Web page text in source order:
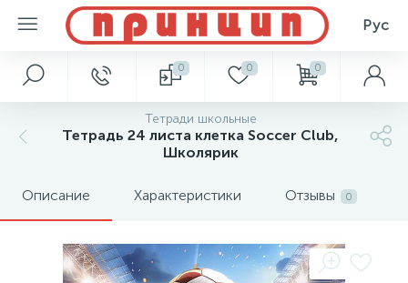
Рус
0 0 0
Тетради школьные
Тетрадь 24 листа клетка Soccer Club,
Школярик
Описание Характеристики Отзывы 0